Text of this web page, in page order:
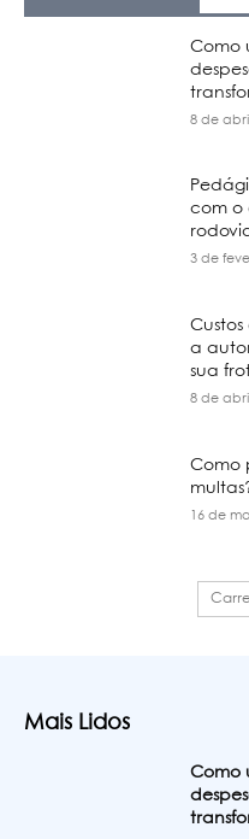
Como
8 de
com o
3 de
a
sua
8 de
Como
16 de
Mais Lidos
Como